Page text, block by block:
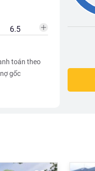
toán theo
gốc